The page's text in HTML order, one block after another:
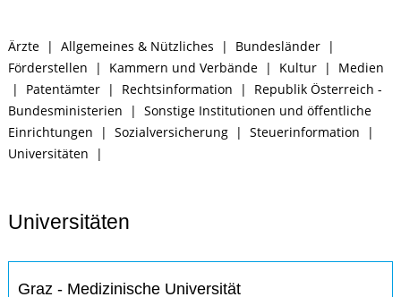
Ärzte |Allgemeines & Nützliches | Bundesländer |
Förderstellen | Kammern und Verbände | Kultur | Medien
| Patentämter | Rechtsinformation | Republik Österreich -
Bundesministerien |Sonstige Institutionen und öffentliche
Einrichtungen |Sozialversicherung |Steuerinformation |
Universitäten |
Universitäten
Graz - Medizinische Universität